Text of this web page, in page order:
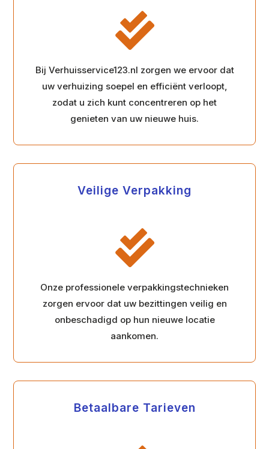

Bij Verhuisservice123.nl zorgen we ervoor dat
uw verhuizing soepel en efficiënt verloopt,
zodat u zich kunt concentreren op het
genieten van uw nieuwe huis.
Veilige Verpakking

Onze professionele verpakkingstechnieken
zorgen ervoor dat uw bezittingen veilig en
onbeschadigd op hun nieuwe locatie
aankomen.
Betaalbare Tarieven